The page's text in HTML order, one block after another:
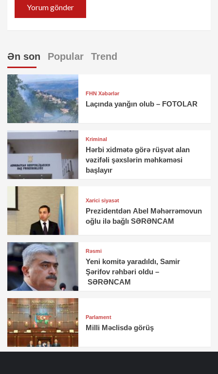
Ən son Popular Trend
FHN Xəbərlər
Laçında yanğın olub – FOTOLAR
Kriminal
Hərbi xidmətə görə rüşvət alan
vəzifəli şəxslərin məhkəməsi
başlayır
Xarici siyasət
Prezidentdən Abel Məhərrəmovun
oğlu ilə bağlı SƏRƏNCAM
Rəsmi
Yeni komitə yaradıldı, Samir
Şərifov rəhbəri oldu –
SƏRƏNCAM
Parlament
Milli Məclisdə görüş